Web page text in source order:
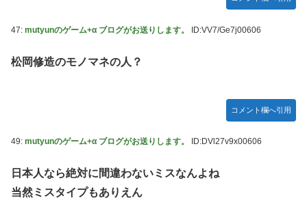
47: mutyunのゲーム+α ブログがお送りします。 ID:VV7/Ge7j00606
松岡修造のモノマネの人？
コメント欄へ引用
49: mutyunのゲーム+α ブログがお送りします。 ID:DVl27v9x00606
日本人なら絶対に間違わないミスなんよね
当然ミスタイプもありえん